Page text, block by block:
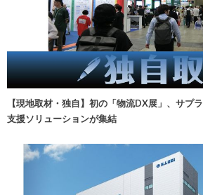
【現地取材・独自】初の「物流DX展」、サプ
支援ソリューションが集結